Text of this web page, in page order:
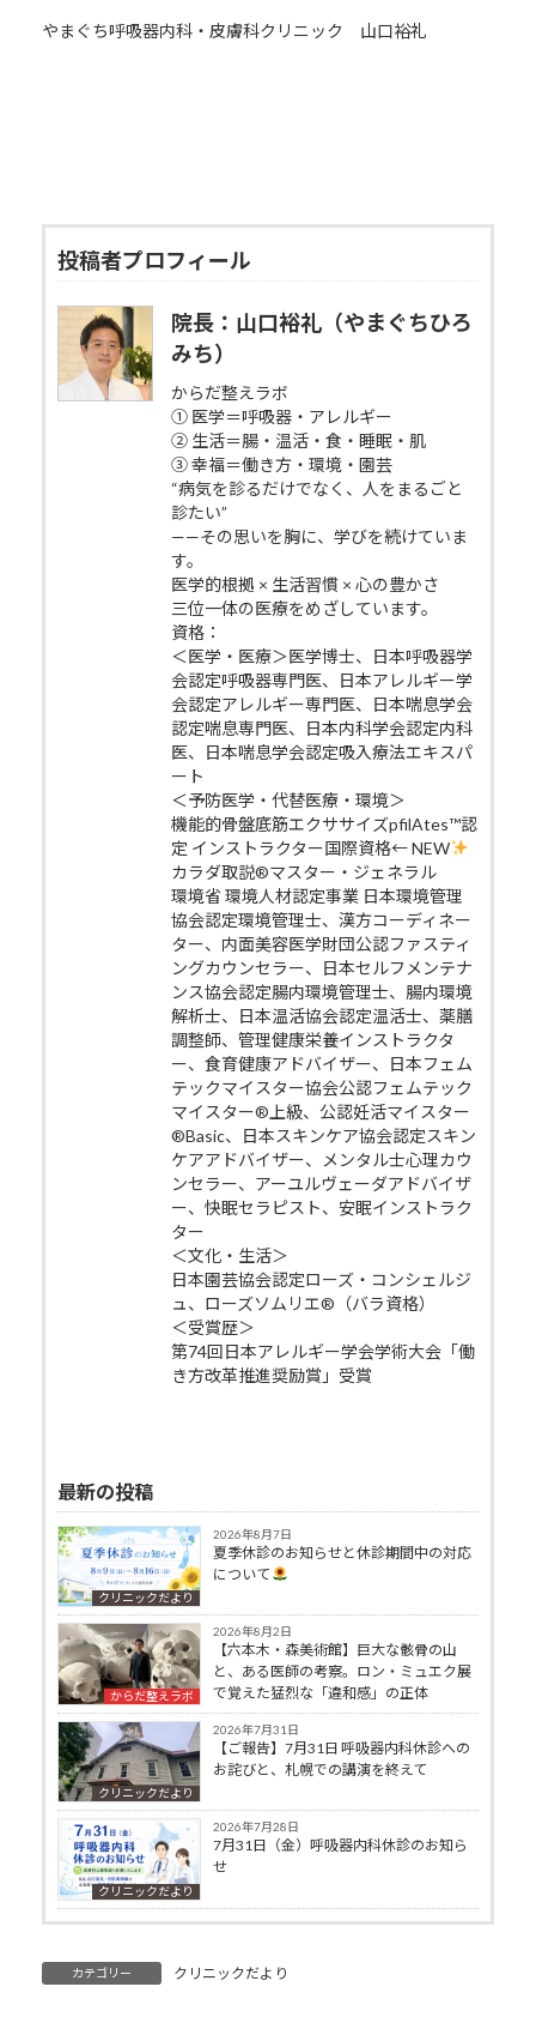
やまぐち呼吸器内科・皮膚科クリニック 山口裕礼
投稿者プロフィール
院長：山口裕礼（やまぐちひろ
みち）
からだ整えラボ
① 医学＝呼吸器・アレルギー
② 生活＝腸・温活・食・睡眠・肌
③ 幸福＝働き方・環境・園芸
“病気を診るだけでなく、人をまるごと
診たい”
——その思いを胸に、学びを続けていま
す。
医学的根拠 × 生活習慣 × 心の豊かさ
三位一体の医療をめざしています。
資格：
＜医学・医療＞医学博士、日本呼吸器学
会認定呼吸器専門医、日本アレルギー学
会認定アレルギー専門医、日本喘息学会
認定喘息専門医、日本内科学会認定内科
医、日本喘息学会認定吸入療法エキスパ
ート
＜予防医学・代替医療・環境＞
機能的骨盤底筋エクササイズpfilAtes™認
定 インストラクター国際資格← NEW
カラダ取説®マスター・ジェネラル
環境省 環境人材認定事業 日本環境管理
協会認定環境管理士、漢方コーディネー
ター、内面美容医学財団公認ファスティ
ングカウンセラー、日本セルフメンテナ
ンス協会認定腸内環境管理士、腸内環境
解析士、日本温活協会認定温活士、薬膳
調整師、管理健康栄養インストラクタ
ー、食育健康アドバイザー、日本フェム
テックマイスター協会公認フェムテック
マイスター®上級、公認妊活マイスター
®Basic、日本スキンケア協会認定スキン
ケアアドバイザー、メンタル士心理カウ
ンセラー、アーユルヴェーダアドバイザ
ー、快眠セラピスト、安眠インストラク
ター
＜文化・生活＞
日本園芸協会認定ローズ・コンシェルジ
ュ、ローズソムリエ®（バラ資格）
＜受賞歴＞
第74回日本アレルギー学会学術大会「働
き方改革推進奨励賞」受賞
最新の投稿
クリニックだより
2026年8月7日
夏季休診のお知らせと休診期間中の対応
について
からだ整えラボ
2026年8月2日
【六本木・森美術館】巨大な骸骨の山
と、ある医師の考察。ロン・ミュエク展
で覚えた猛烈な「違和感」の正体
クリニックだより
2026年7月31日
【ご報告】7月31日 呼吸器内科休診への
お詫びと、札幌での講演を終えて
クリニックだより
2026年7月28日
7月31日（金）呼吸器内科休診のお知ら
せ
カテゴリー クリニックだより